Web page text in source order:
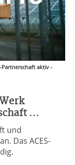
Partnerschaft aktiv -
...
und
Das ACES-